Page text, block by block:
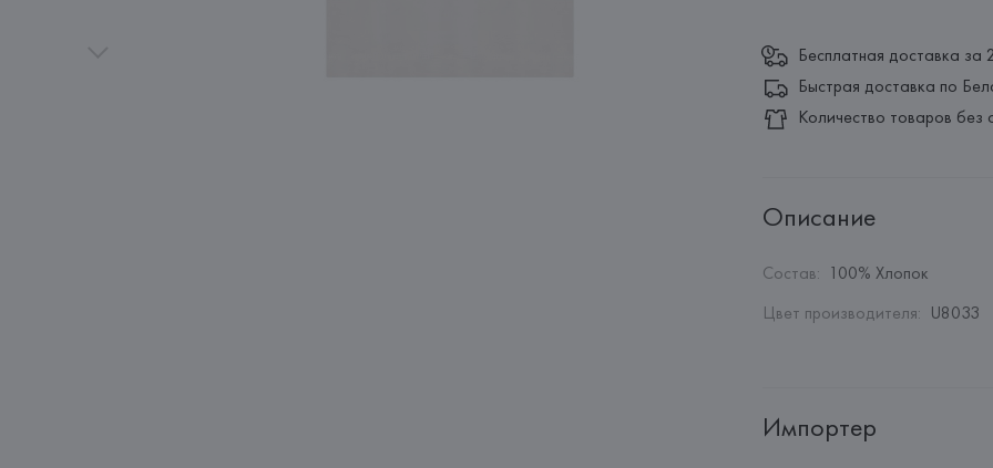
Бесплатная доставка за
Быстрая доставка по
Количество товаров без
Описание
Состав: 100% Хлопок
Цвет производителя: U8033
Импортер